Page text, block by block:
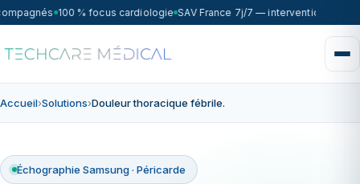
100 % focus cardiologie SAV France 7j/7 — intervention sous
Accueil›Solutions›Douleur thoracique fébrile.
Échographie Samsung · Péricarde